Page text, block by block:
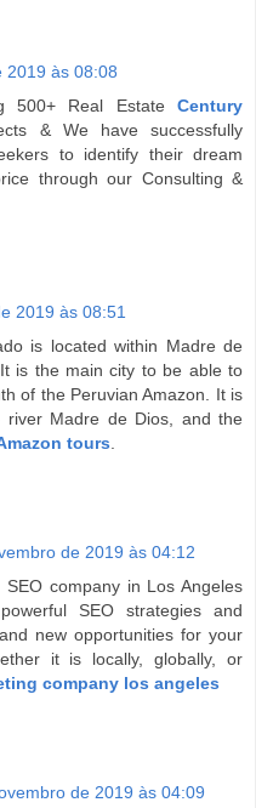
2019 às 08:08
500+ Real Estate Century
& We have successfully
to identify their dream
through our Consulting &
2019 às 08:51
is located within Madre de
is the main city to be able to
of the Peruvian Amazon. It is
Madre de Dios, and the
tours
de 2019 às 04:12
company in Los Angeles
SEO strategies and
new opportunities for your
it is locally, globally, or
company los angeles
de 2019 às 04:09